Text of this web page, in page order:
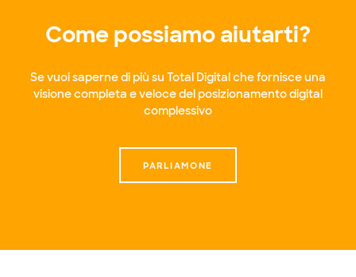
Come possiamo aiutarti?
Se vuoi saperne di più su Total Digital che fornisce una
visione completa e veloce del posizionamento digital
complessivo
PARLIAMONE